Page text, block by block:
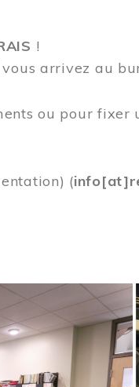
!
arrivez au
ou pour fixer
(